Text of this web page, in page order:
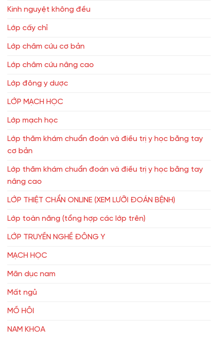
Kinh nguyệt không đều
Lớp cấy chỉ
Lớp châm cứu cơ bản
Lớp châm cứu nâng cao
Lớp đông y dược
LỚP MẠCH HỌC
Lớp mạch học
Lớp thăm khám chuẩn đoán và điều trị y học bằng tay
cơ bản
Lớp thăm khám chuẩn đoán và điều trị y học bằng tay
nâng cao
LỚP THIỆT CHẨN ONLINE (XEM LƯỠI ĐOÁN BỆNH)
Lớp toàn năng (tổng hợp các lớp trên)
LỚP TRUYỀN NGHỀ ĐÔNG Y
MẠCH HỌC
Mãn dục nam
Mất ngủ
MỒ HÔI
NAM KHOA